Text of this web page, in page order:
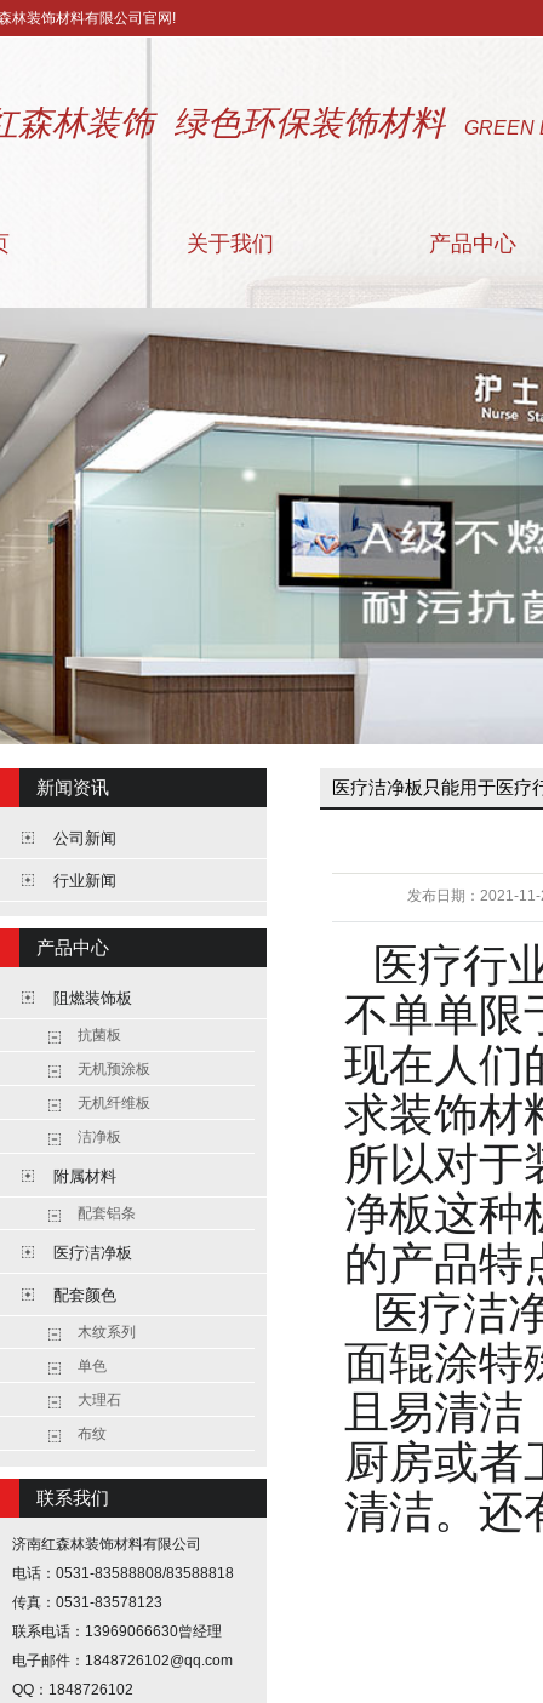
林装饰材料有限公司官网!
森林装饰 绿色环保装饰材料 GREEN
关于我们
联系我们
产品中心
医疗洁净板
配套颜色
新闻资讯
公司新闻
行业新闻
产品中心
阻燃装饰板
抗菌板
无机预涂板
无机纤维板
洁净板
附属材料
配套铝条
医疗洁净板
配套颜色
木纹系列
单色
大理石
布纹
联系我们
济南红森林装饰材料有限公司
电话：0531-83588808/83588818
传真：0531-83578123
联系电话：13969066630曾经理
电子邮件：1848726102@qq.com
QQ：1848726102
医疗洁净板只能用于医疗
发布日期： 2021-
医疗行
不单单限
现在人们
求装饰材
所以对于
净板这种
的产品特
医疗洁
面辊涂特
且易清
厨房或者
清洁。还